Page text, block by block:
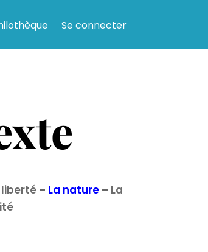
Se connecter
liberté – La nature – La